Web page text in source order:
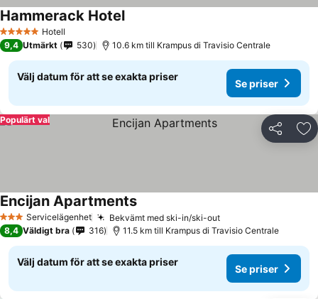
5 Stjärnor Hotell
Hammerack HotelSe priser
9,4 Utmärkt 530 10.6 km till Krampus di Travisio Centrale
Välj datum för att se exakta priser
Se priser
Dela
Populärt val
3 StjärnorServicelägenhet Bekvämt med ski-in/ski-outSe priser
Encijan ApartmentsSe priser
8,4 Väldigt bra 316 11.5 km till Krampus di Travisio Centrale
Välj datum för att se exakta priser
Se priser